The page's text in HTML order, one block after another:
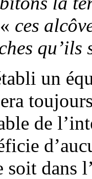
ces
qu’ils
un
de
soit dans